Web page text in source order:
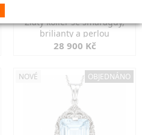
Zlatý kolier se smaragdy,
brilianty a perlou
28 900 Kč
NOVÉ OBJEDNÁNO